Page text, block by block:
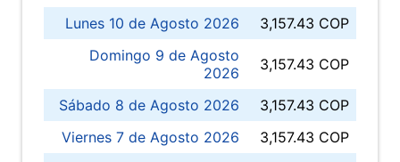
Lunes 10 de Agosto 2026
3,157.43 COP
Domingo 9 de Agosto
2026
3,157.43 COP
Sábado 8 de Agosto 2026
3,157.43 COP
Viernes 7 de Agosto 2026
3,157.43 COP